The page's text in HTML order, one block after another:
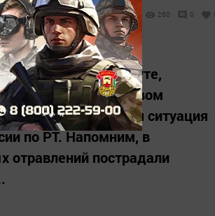
260 0
области и Сургуте,
и Министерством
сложившаяся ситуация
по РТ. Напомним, в
отравлений пострадали